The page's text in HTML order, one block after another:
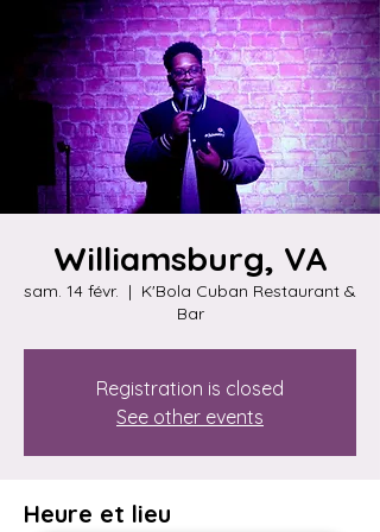
Williamsburg, VA
sam. 14 févr.
  |
K'Bola Cuban Restaurant &
Bar
Registration is closed
See other events
Heure et lieu